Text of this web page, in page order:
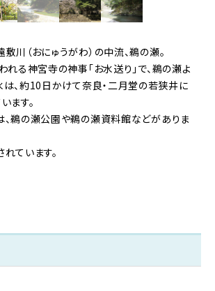
川（おにゅうがわ）の中流、鵜の瀬。
る神宮寺の神事「お水送り」で、鵜の瀬よ
、約10日かけて奈良・二月堂の若狭井に
ます。
鵜の瀬公園や鵜の瀬資料館などがありま
ています。